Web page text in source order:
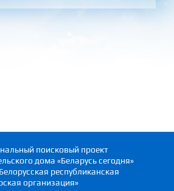
поисковый проект
дома «Беларусь сегодня»
республиканская
организация»